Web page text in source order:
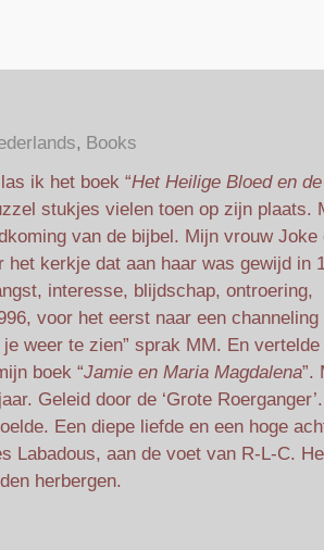
Books
ik het boek “Het Heilige Bloed en de
stukjes vielen toen op zijn plaats.
van de bijbel. Mijn vrouw Joke
kerkje dat aan haar was gewijd in
interesse, blijdschap, ontroering,
voor het eerst naar een channeling
weer te zien” sprak MM. En
boek “Jamie en Maria Magdalena”.
Geleid door de ‘Grote
Een diepe liefde en een hoge
Labadous, aan de voet van R-L-C.
herbergen.